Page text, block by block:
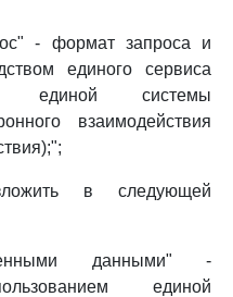
- формат запроса и
единого сервиса
системы
взаимодействия
в следующей
данными" -
единой